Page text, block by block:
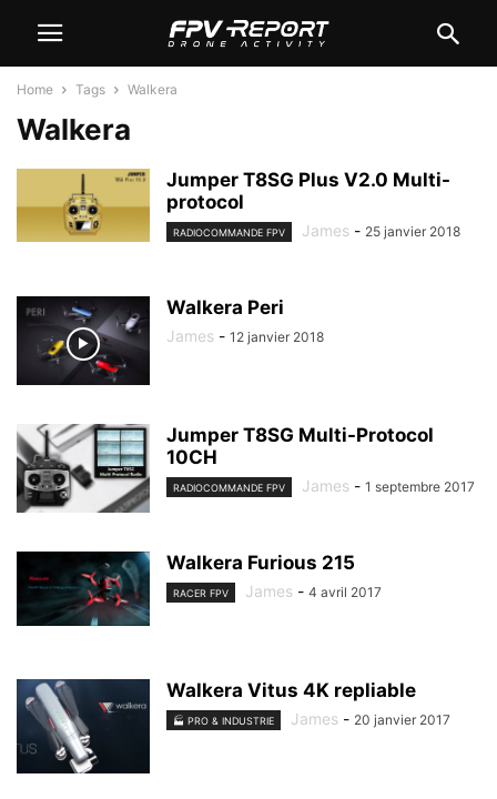
Home Tags Walkera
Walkera
Jumper T8SG Plus V2.0 Multi-
protocol
RADIOCOMMANDE FPV James - 25 janvier 2018
Walkera Peri
James - 12 janvier 2018
Jumper T8SG Multi-Protocol
10CH
RADIOCOMMANDE FPV James - 1 septembre 2017
Walkera Furious 215
RACER FPV James - 4 avril 2017
Walkera Vitus 4K repliable
🏭 PRO & INDUSTRIE James - 20 janvier 2017